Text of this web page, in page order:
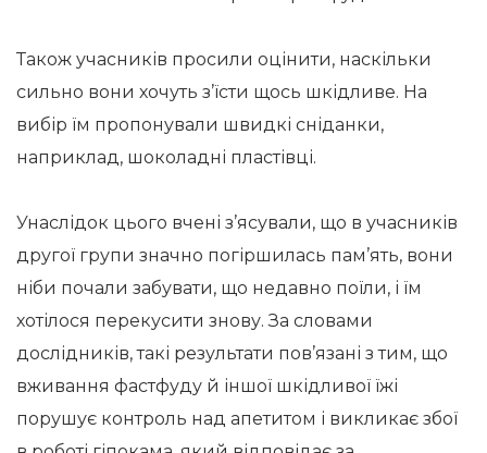
Також учасників просили оцінити, наскільки
сильно вони хочуть з’їсти щось шкідливе. На
вибір їм пропонували швидкі сніданки,
наприклад, шоколадні пластівці.
Унаслідок цього вчені з’ясували, що в учасників
другої групи значно погіршилась пам’ять, вони
ніби почали забувати, що недавно поїли, і їм
хотілося перекусити знову. За словами
дослідників, такі результати пов’язані з тим, що
вживання фастфуду й іншої шкідливої їжі
порушує контроль над апетитом і викликає збої